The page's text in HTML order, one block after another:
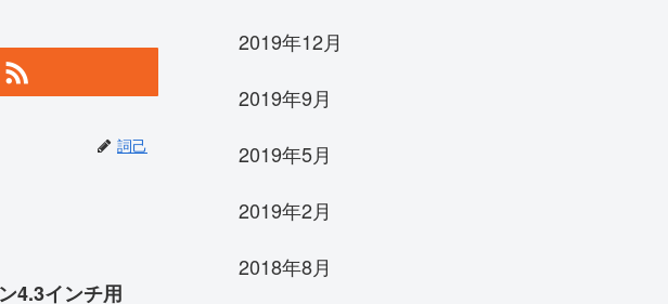
詞己
4.3インチ用
2019年12月
2019年9月
2019年5月
2019年2月
2018年8月